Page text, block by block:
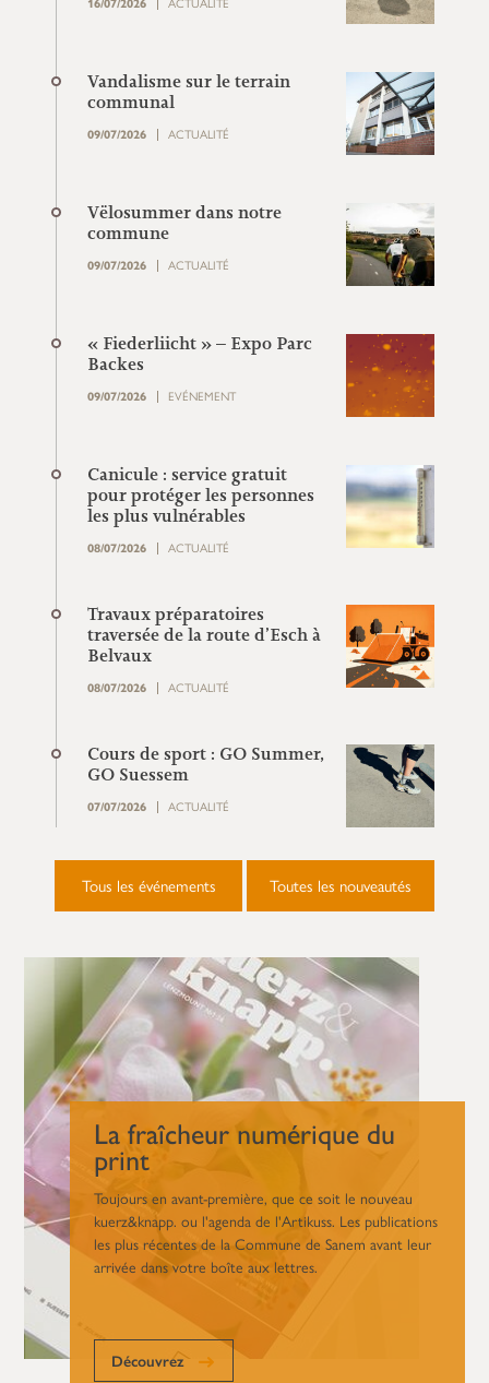
Vandalisme sur le terrain
communal
09/07/2026 ACTUALITÉ
Vëlosummer dans notre
commune
09/07/2026 ACTUALITÉ
« Fiederliicht » – Expo Parc
Backes
09/07/2026 EVÉNEMENT
Canicule : service gratuit
pour protéger les personnes
les plus vulnérables
08/07/2026 ACTUALITÉ
Travaux préparatoires
traversée de la route d’Esch à
Belvaux
08/07/2026 ACTUALITÉ
Cours de sport : GO Summer,
GO Suessem
07/07/2026 ACTUALITÉ
Tous les événements Toutes les nouveautés
La fraîcheur numérique du
print
Toujours en avant-première, que ce soit le nouveau
kuerz&knapp. ou l'agenda de l'Artikuss. Les publications
les plus récentes de la Commune de Sanem avant leur
arrivée dans votre boîte aux lettres.
Découvrez